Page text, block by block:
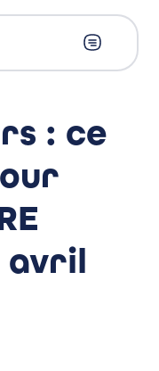
: ce
avril